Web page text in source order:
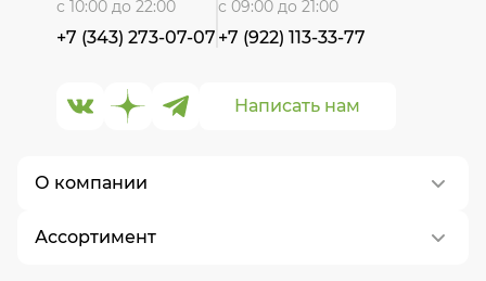
О компании
О нас
Ассортимент
Написать нам
с 10:00 до 22:00
+7 (343) 273-07-07
с 09:00 до 21:00
+7 (922) 113-33-77